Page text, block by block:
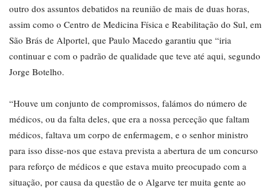
outro dos assuntos debatidos na reunião de mais de duas horas,
assim como o Centro de Medicina Física e Reabilitação do Sul, em
São Brás de Alportel, que Paulo Macedo garantiu que “iria
continuar e com o padrão de qualidade que teve até aqui, segundo
Jorge Botelho.
“Houve um conjunto de compromissos, falámos do número de
médicos, ou da falta deles, que era a nossa perceção que faltam
médicos, faltava um corpo de enfermagem, e o senhor ministro
para isso disse-nos que estava prevista a abertura de um concurso
para reforço de médicos e que estava muito preocupado com a
situação, por causa da questão de o Algarve ter muita gente ao